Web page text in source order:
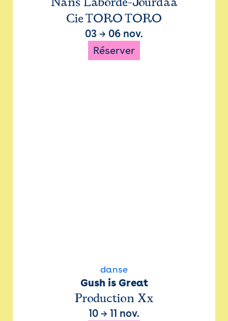
Cie TORO TORO
03 → 06 nov.
Réserver
danse
Gush is Great
Production Xx
10 → 11 nov.